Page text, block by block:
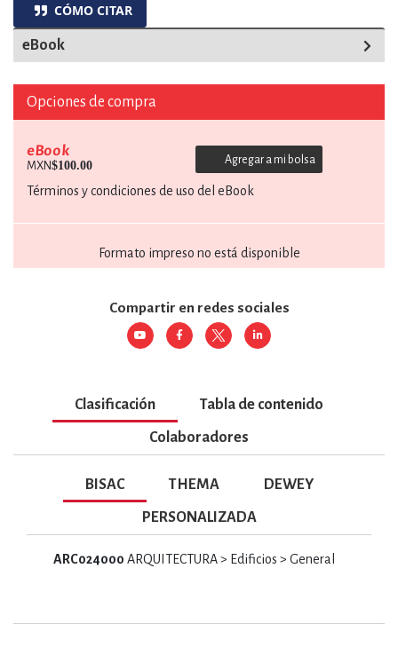
CÓMO CITAR
eBook
Opciones de compra
eBook
MXN$100.00 Agregar a mi bolsa
Términos y condiciones de uso del eBook
Formato impreso no está disponible
Compartir en redes sociales
Clasificación Tabla de contenido
Colaboradores
BISAC THEMA DEWEY
PERSONALIZADA
ARC024000 ARQUITECTURA > Edificios > General